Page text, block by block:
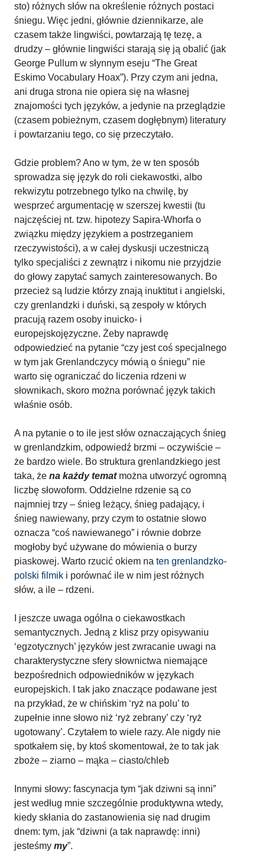
sto) różnych słów na określenie różnych postaci
śniegu. Więc jedni, głównie dziennikarze, ale
czasem także lingwiści, powtarzają tę tezę, a
drudzy – głównie lingwiści starają się ją obalić (jak
George Pullum w słynnym eseju “The Great
Eskimo Vocabulary Hoax”). Przy czym ani jedna,
ani druga strona nie opiera się na własnej
znajomości tych języków, a jedynie na przeglądzie
(czasem pobieżnym, czasem dogłębnym) literatury
i powtarzaniu tego, co się przeczytało.
Gdzie problem? Ano w tym, że w ten sposób
sprowadza się język do roli ciekawostki, albo
rekwizytu potrzebnego tylko na chwilę, by
wesprzeć argumentację w szerszej kwestii (tu
najczęściej nt. tzw. hipotezy Sapira-Whorfa o
związku między językiem a postrzeganiem
rzeczywistości), a w całej dyskusji uczestniczą
tylko specjaliści z zewnątrz i nikomu nie przyjdzie
do głowy zapytać samych zainteresowanych. Bo
przecież są ludzie którzy znają inuktitut i angielski,
czy grenlandzki i duński, są zespoły w których
pracują razem osoby inuicko- i
europejskojęzyczne. Żeby naprawdę
odpowiedzieć na pytanie “czy jest coś specjalnego
w tym jak Grenlandczycy mówią o śniegu” nie
warto się ograniczać do liczenia rdzeni w
słownikach, skoro można porównać język takich
właśnie osób.
A na pytanie o to ile jest słów oznaczających śnieg
w grenlandzkim, odpowiedź brzmi – oczywiście –
że bardzo wiele. Bo struktura grenlandzkiego jest
taka, że na każdy temat można utworzyć ogromną
liczbę słowoform. Oddzielne rdzenie są co
najmniej trzy – śnieg leżący, śnieg padający, i
śnieg nawiewany, przy czym to ostatnie słowo
oznacza “coś nawiewanego” i równie dobrze
mogłoby być używane do mówienia o burzy
piaskowej. Warto rzucić okiem na ten grenlandzko-
polski filmik i porównać ile w nim jest różnych
słów, a ile – rdzeni.
I jeszcze uwaga ogólna o ciekawostkach
semantycznych. Jedną z klisz przy opisywaniu
‘egzotycznych’ języków jest zwracanie uwagi na
charakterystyczne sfery słownictwa niemające
bezpośrednich odpowiedników w językach
europejskich. I tak jako znaczące podawane jest
na przykład, że w chińskim ‘ryż na polu’ to
zupełnie inne słowo niż ‘ryż zebrany’ czy ‘ryż
ugotowany’. Czytałem to wiele razy. Ale nigdy nie
spotkałem się, by ktoś skomentował, że to tak jak
zboże – ziarno – mąka – ciasto/chleb
Innymi słowy: fascynacja tym “jak dziwni są inni”
jest według mnie szczególnie produktywna wtedy,
kiedy skłania do zastanowienia się nad drugim
dnem: tym, jak “dziwni (a tak naprawdę: inni)
jesteśmy my”.